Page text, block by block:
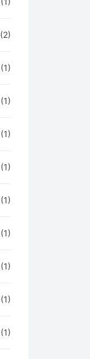
(2)
(1)
(1)
(1)
(1)
(1)
(1)
(1)
(1)
(1)